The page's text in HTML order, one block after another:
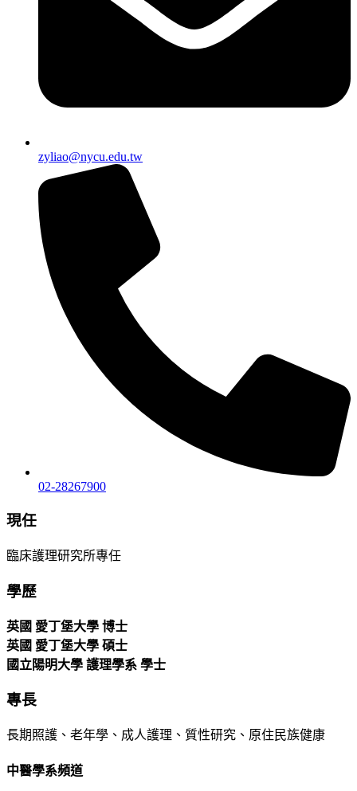
zyliao@nycu.edu.tw
02-28267900
現任
臨床護理研究所專任
學歷
英國 愛丁堡大學 博士
英國 愛丁堡大學 碩士
國立陽明大學 護理學系 學士
專長
長期照護、老年學、成人護理、質性研究、原住民族健康
中醫學系頻道